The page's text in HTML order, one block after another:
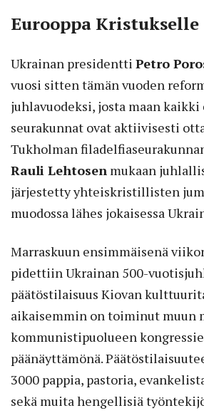
Eurooppa Kristukselle
Ukrainan presidentti Petro
vuosi sitten tämän vuoden
juhlavuodeksi, josta maan
seurakunnat ovat aktiivisesti
Tukholman
Rauli Lehtosen mukaan
järjestetty yhteiskristillisten
muodossa lähes jokaisessa
Marraskuun ensimmäisenä
pidettiin Ukrainan 500-
päätöstilaisuus Kiovan
aikaisemmin on toiminut muun
kommunistipuolueen
päänäyttämönä.
3000 pappia, pastoria,
sekä muita hengellisiä